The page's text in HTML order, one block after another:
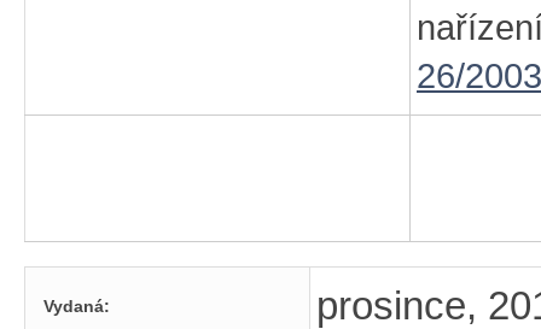
26/
Vydaná: prosince,